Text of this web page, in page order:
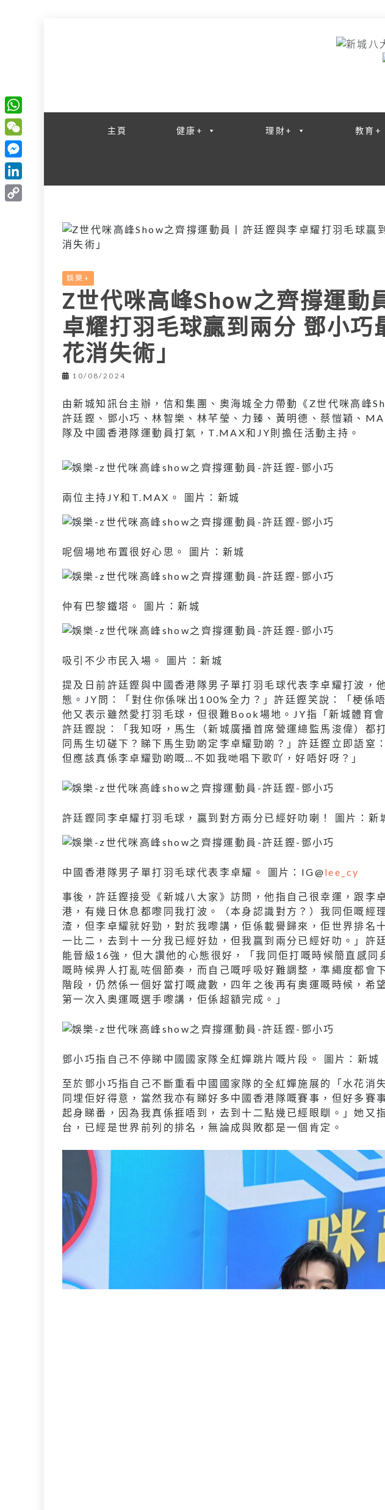
主頁 健康+ 理財+ 教育+
娛樂+
Z世代咪高峰Show之齊撐運動
卓耀打羽毛球贏到兩分 鄧小巧
花消失術」
10/08/2024
由新城知訊台主辦，信和集團、奧海城全力帶動《Z世代咪高峰
許廷鏗、鄧小巧、林智樂、林芊瑩、力臻、黃明德、蔡愷穎、
隊及中國香港隊運動員打氣，T.MAX和JY則擔任活動主持。
兩位主持JY和T.MAX。 圖片：新城
呢個場地布置很好心思。 圖片：新城
仲有巴黎鐵塔。 圖片：新城
吸引不少市民入場。 圖片：新城
提及日前許廷鏗與中國香港隊男子單打羽毛球代表李卓耀打波，
態。JY問：「對住你係咪出100%全力？」許廷鏗笑說：「梗係
他又表示雖然愛打羽毛球，但很難Book場地。JY指「新城體育
許廷鏗說：「我知呀，馬生（新城廣播首席營運總監馬浚偉）都
同馬生切磋下？睇下馬生勁啲定李卓耀勁啲？」許廷鏗立即語窒
但應該真係李卓耀勁啲嘅…不如我哋唱下歌吖，好唔好呀？」
許廷鏗同李卓耀打羽毛球，贏到對方兩分已經好叻喇！ 圖片：新
中國香港隊男子單打羽毛球代表李卓耀。 圖片：IG@ lee_cy
事後，許廷鏗接受《新城八大家》訪問，他指自己很幸運，跟李
港，有幾日休息都嚟同我打波。（本身認識對方？）我同佢嘅經
渣，但李卓耀就好勁，對於我嚟講，佢係載譽歸來，佢世界排名
一比二，去到十一分我已經好攰，但我贏到兩分已經好叻。」許
能晉級16強，但大讚他的心態很好，「我同佢打嘅時候簡直感同
嘅時候畀人打亂咗個節奏，而自己嘅呼吸好難調整，準繩度都會
階段，仍然係一個好當打嘅歲數，四年之後再有奧運嘅時候，希
第一次入奧運嘅選手嚟講，佢係超額完成。」
鄧小巧指自己不停睇中國國家隊全紅嬋跳片嘅片段。 圖片：新城
至於鄧小巧指自己不斷重看中國國家隊的全紅嬋施展的「水花消
同埋佢好得意，當然我亦有睇好多中國香港隊嘅賽事，但好多賽
起身睇番，因為我真係捱唔到，去到十二點幾已經眼瞓。」她又
台，已經是世界前列的排名，無論成與敗都是一個肯定。
W
h
a
t
s
W
e
C
h
M
e
s
L
i